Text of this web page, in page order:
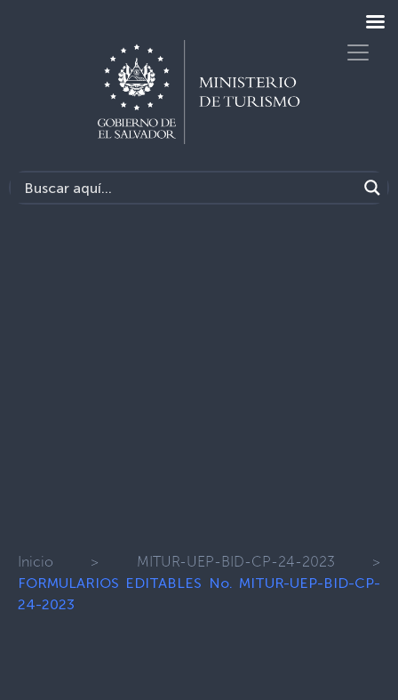
Inicio > MITUR-UEP-BID-CP-24-2023 >
FORMULARIOS EDITABLES No. MITUR-UEP-BID-CP-
24-2023